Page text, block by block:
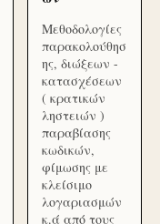
Μεθοδολογίες
παρακολούθησ
ης, διώξεων -
κατασχέσεων
( κρατικών
ληστειών )
παραβίασης
κωδικών,
φίμωσης με
κλείσιμο
λογαριασμών
κ.ά από τους